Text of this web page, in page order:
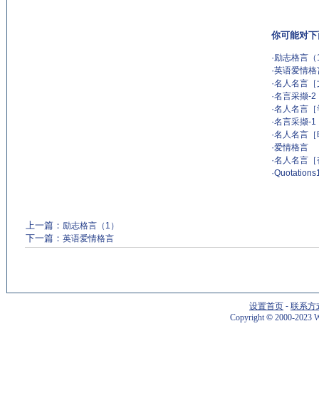
你可能对
·励志格言（
·英语爱情格
·名人名言
·名言采撷-2
·名人名言
·名言采撷-1
·名人名言［
·爱情格言
·名人名言［
·
上一篇： 励志格言（1）
下一篇： 英语爱情格言
设置首页 - 联系方
Copyright©2000-2023